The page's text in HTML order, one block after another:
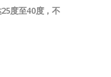
度至40度，不